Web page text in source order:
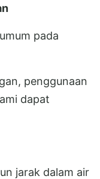
pada
penggunaan
dapat
jarak dalam air